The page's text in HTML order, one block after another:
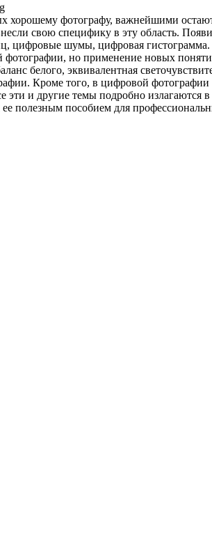
хорошему фотографу, важнейшими
свою специфику в эту область.
цифровые шумы, цифровая гистограмма.
но применение новых
белого, эквивалентная
Кроме того, в цифровой фотографии
эти и другие темы подробно излагаются
полезным пособием для